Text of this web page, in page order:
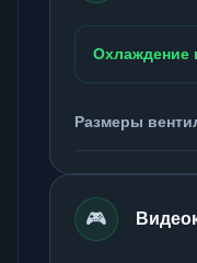
Охлаждение
Размеры
🎮